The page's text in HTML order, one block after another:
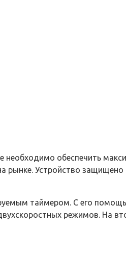
необходимо обеспечить
рынке. Устройство
таймером. С его
режимов. На